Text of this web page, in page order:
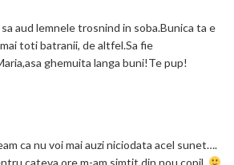
aud lemnele trosnind in soba.Bunica ta e
toti batranii, de altfel.Sa fie
ghemuita langa buni!Te pup!
ca nu voi mai auzi niciodata acel sunet….
cateva ore m-am simtit din nou copil.